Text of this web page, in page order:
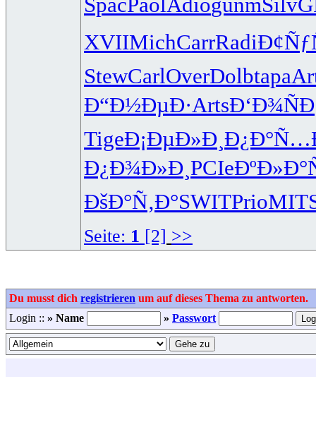
XVIIMichCarrRadi
StewCarlOverDolbtapa
Ð“Ð½ÐµÐ·Arts
TigeÐ¡ÐµÐ»Ð¸
Ð¿Ð¾Ð»Ð¸ PCIe
ÐšÐ°Ñ‚Ð°SWITPrio
Seite: 1 [2] >>
Du musst dich registrieren um auf dieses Thema zu antworten.
Login :: » Name » Passwort